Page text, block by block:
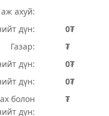
ахуй:
дүн:
0₮
Газар:
₮
дүн:
0₮
дүн:
0₮
болон
дүн:
₮